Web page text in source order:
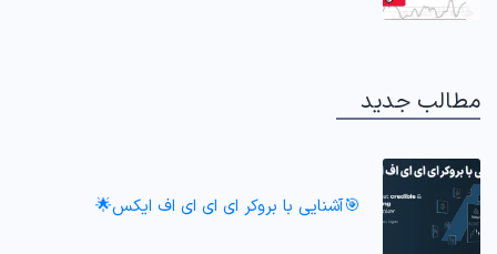
مطالب جدید
🎯آشنایی با بروکر ای ای ای اف ایکس🌟